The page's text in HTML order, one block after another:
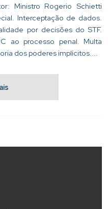
Ministro Rogerio Schietti
Interceptação de dados.
por decisões do STF.
ao processo penal. Multa
dos poderes implícitos....